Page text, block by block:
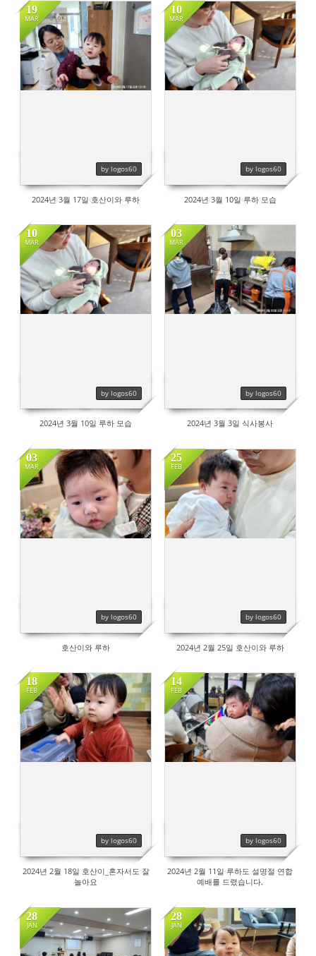
19
MAR
by logos60
453
2024년 3월 17일 호산이와 루하
10
MAR
by logos60
439
2024년 3월 10일 루하 모습
10
MAR
by logos60
461
2024년 3월 10일 루하 모습
03
MAR
by logos60
482
2024년 3월 3일 식사봉사
03
MAR
by logos60
482
호산이와 루하
25
FEB
by logos60
469
2024년 2월 25일 호산이와 루하
18
FEB
by logos60
490
2024년 2월 18일 호산이_혼자서도 잘
놀아요
14
FEB
by logos60
375
2024년 2월 11일 루하도 설명절 연합
예배를 드렸습니다.
28
JAN
28
JAN